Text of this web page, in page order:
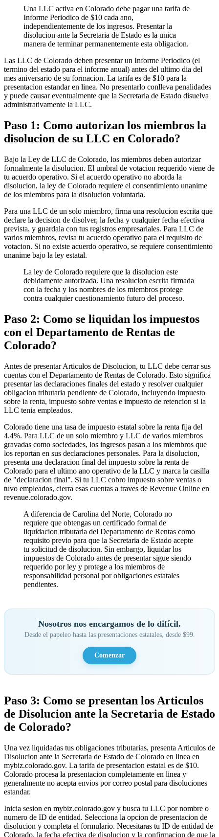
Una LLC activa en Colorado debe pagar una tarifa de
Informe Periodico de $10 cada ano,
independientemente de los ingresos. Presentar la
disolucion ante la Secretaria de Estado es la unica
manera de terminar permanentemente esta obligacion.
Las LLC de Colorado deben presentar un Informe Periodico (el
termino del estado para el informe anual) antes del ultimo dia del
mes aniversario de su formacion. La tarifa es de $10 para la
presentacion estandar en linea. No presentarlo conlleva penalidades
y puede causar eventualmente que la Secretaria de Estado disuelva
administrativamente la LLC.
Paso 1: Como autorizan los miembros la
disolucion de su LLC en Colorado?
Bajo la Ley de LLC de Colorado, los miembros deben autorizar
formalmente la disolucion. El umbral de votacion requerido viene de
tu acuerdo operativo. Si el acuerdo operativo no aborda la
disolucion, la ley de Colorado requiere el consentimiento unanime
de los miembros para la disolucion voluntaria.
Para una LLC de un solo miembro, firma una resolucion escrita que
declare la decision de disolver, la fecha y cualquier fecha efectiva
prevista, y guardala con tus registros empresariales. Para LLC de
varios miembros, revisa tu acuerdo operativo para el requisito de
votacion. Si no existe acuerdo operativo, se requiere consentimiento
unanime bajo la ley estatal.
La ley de Colorado requiere que la disolucion este
debidamente autorizada. Una resolucion escrita firmada
con la fecha y los nombres de los miembros protege
contra cualquier cuestionamiento futuro del proceso.
Paso 2: Como se liquidan los impuestos
con el Departamento de Rentas de
Colorado?
Antes de presentar Articulos de Disolucion, tu LLC debe cerrar sus
cuentas con el Departamento de Rentas de Colorado. Esto significa
presentar las declaraciones finales del estado y resolver cualquier
obligacion tributaria pendiente de Colorado, incluyendo impuesto
sobre la renta, impuesto sobre ventas e impuesto de retencion si la
LLC tenia empleados.
Colorado tiene una tasa de impuesto estatal sobre la renta fija del
4.4%. Para LLC de un solo miembro y LLC de varios miembros
gravadas como sociedades, los ingresos pasan a los miembros que
los reportan en sus declaraciones personales. Para la disolucion,
presenta una declaracion final del impuesto sobre la renta de
Colorado para el ultimo ano operativo de la LLC y marca la casilla
de "declaracion final". Si tu LLC cobro impuesto sobre ventas o
tuvo empleados, cierra esas cuentas a traves de Revenue Online en
revenue.colorado.gov.
A diferencia de Carolina del Norte, Colorado no
requiere que obtengas un certificado formal de
liquidacion tributaria del Departamento de Rentas como
requisito previo para que la Secretaria de Estado acepte
tu solicitud de disolucion. Sin embargo, liquidar los
impuestos de Colorado antes de presentar sigue siendo
requerido por ley y protege a los miembros de
responsabilidad personal por obligaciones estatales
pendientes.
Nosotros nos encargamos de lo difícil.
Desde el papeleo hasta las presentaciones estatales, desde $99.
Comenzar
Paso 3: Como se presentan los Articulos
de Disolucion ante la Secretaria de Estado
de Colorado?
Una vez liquidadas tus obligaciones tributarias, presenta Articulos de
Disolucion ante la Secretaria de Estado de Colorado en linea en
mybiz.colorado.gov. La tarifa de presentacion estatal es de $10.
Colorado procesa la presentacion completamente en linea y
generalmente no acepta envios por correo postal para disoluciones
estandar.
Inicia sesion en mybiz.colorado.gov y busca tu LLC por nombre o
numero de ID de entidad. Selecciona la opcion de presentacion de
disolucion y completa el formulario. Necesitaras tu ID de entidad de
Colorado, la fecha efectiva de disolucion y la confirmacion de que la